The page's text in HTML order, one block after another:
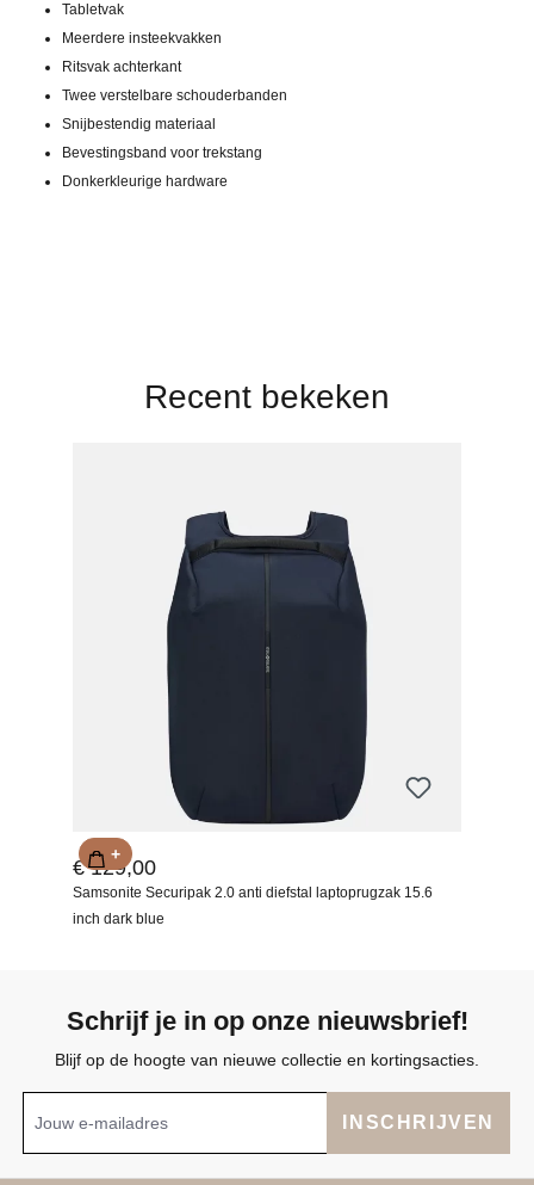
Tabletvak
Meerdere insteekvakken
Ritsvak achterkant
Twee verstelbare schouderbanden
Snijbestendig materiaal
Bevestingsband voor trekstang
Donkerkleurige hardware
Recent bekeken
€ 129,00
Samsonite Securipak 2.0 anti diefstal laptoprugzak 15.6
inch dark blue
+
Schrijf je in op onze nieuwsbrief!
Blijf op de hoogte van nieuwe collectie en kortingsacties.
INSCHRIJVEN